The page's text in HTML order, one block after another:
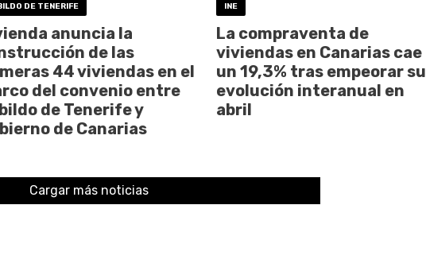
DE TENERIFE
anuncia la
de las
44 viviendas en el
del convenio entre
de Tenerife y
de Canarias
INE
La compraventa de
viviendas en Canarias cae
un 19,3% tras empeorar su
evolución interanual en
abril
Cargar más noticias